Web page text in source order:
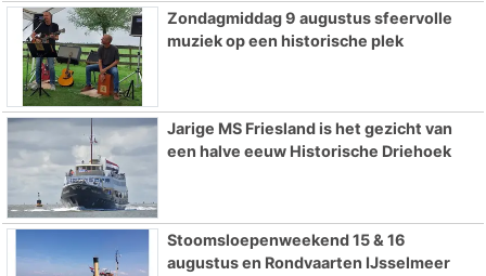
Zondagmiddag 9 augustus sfeervolle
muziek op een historische plek
Jarige MS Friesland is het gezicht van
een halve eeuw Historische Driehoek
Stoomsloepenweekend 15 & 16
augustus en Rondvaarten IJsselmeer